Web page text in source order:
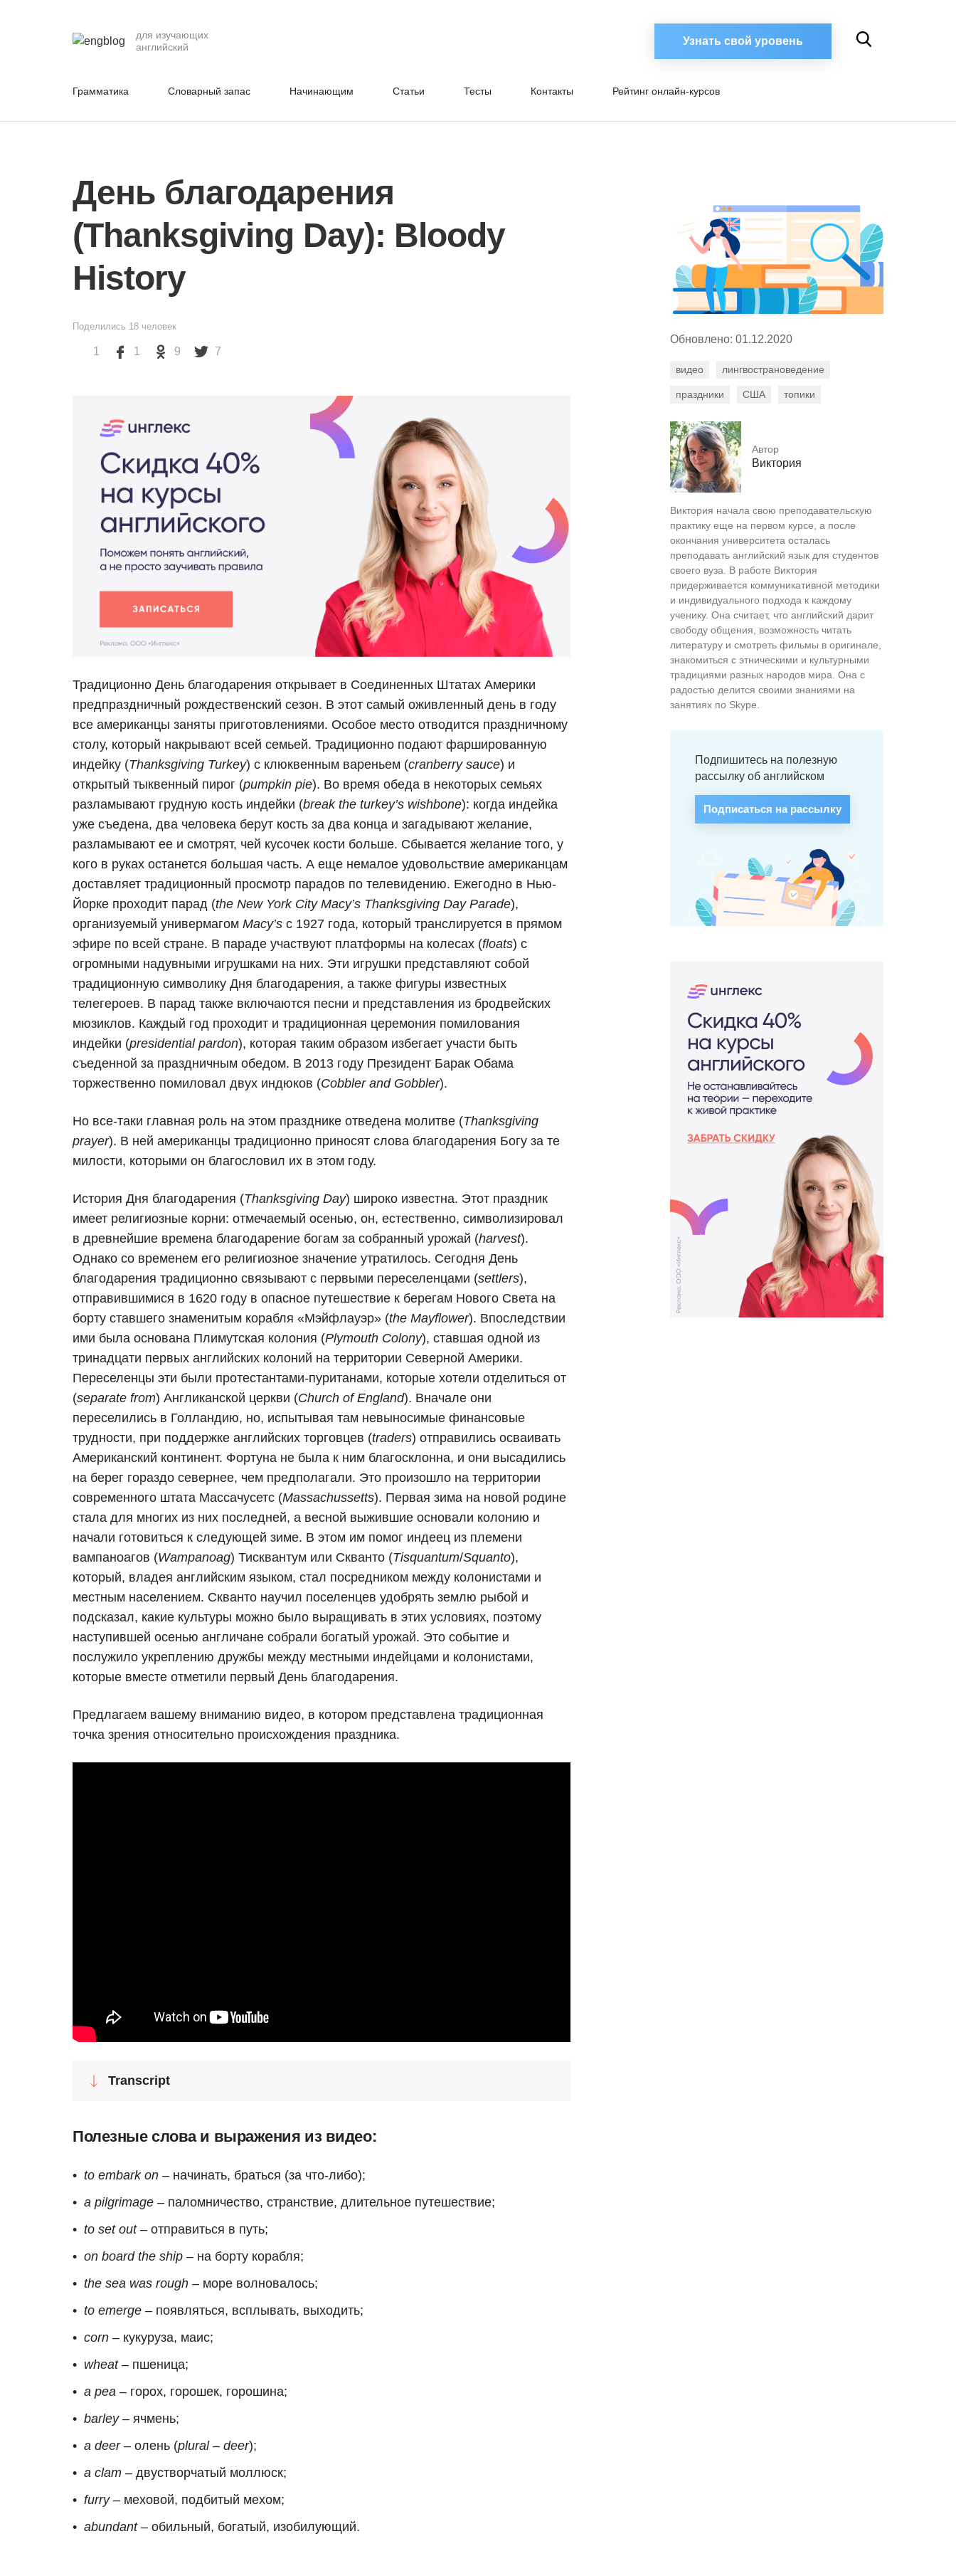
для изучающих
английский
Узнать свой уровень
Грамматика Словарный запас Начинающим Cтатьи Тесты Контакты Рейтинг онлайн-курсов
День благодарения
(Thanksgiving Day): Bloody
History
Поделились 18 человек
1 1 9 7
Традиционно День благодарения открывает в Соединенных Штатах Америки
предпраздничный рождественский сезон. В этот самый оживленный день в году
все американцы заняты приготовлениями. Особое место отводится праздничному
столу, который накрывают всей семьей. Традиционно подают фаршированную
индейку (Thanksgiving Turkey) с клюквенным вареньем (cranberry sauce) и
открытый тыквенный пирог (pumpkin pie). Во время обеда в некоторых семьях
разламывают грудную кость индейки (break the turkey’s wishbone): когда индейка
уже съедена, два человека берут кость за два конца и загадывают желание,
разламывают ее и смотрят, чей кусочек кости больше. Сбывается желание того, у
кого в руках останется большая часть. А еще немалое удовольствие американцам
доставляет традиционный просмотр парадов по телевидению. Ежегодно в Нью-
Йорке проходит парад (the New York City Macy’s Thanksgiving Day Parade),
организуемый универмагом Macy’s с 1927 года, который транслируется в прямом
эфире по всей стране. В параде участвуют платформы на колесах (floats) с
огромными надувными игрушками на них. Эти игрушки представляют собой
традиционную символику Дня благодарения, а также фигуры известных
телегероев. В парад также включаются песни и представления из бродвейских
мюзиклов. Каждый год проходит и традиционная церемония помилования
индейки (presidential pardon), которая таким образом избегает участи быть
съеденной за праздничным обедом. В 2013 году Президент Барак Обама
торжественно помиловал двух индюков (Cobbler and Gobbler).
Но все-таки главная роль на этом празднике отведена молитве (Thanksgiving
prayer). В ней американцы традиционно приносят слова благодарения Богу за те
милости, которыми он благословил их в этом году.
История Дня благодарения (Thanksgiving Day) широко известна. Этот праздник
имеет религиозные корни: отмечаемый осенью, он, естественно, символизировал
в древнейшие времена благодарение богам за собранный урожай (harvest).
Однако со временем его религиозное значение утратилось. Сегодня День
благодарения традиционно связывают с первыми переселенцами (settlers),
отправившимися в 1620 году в опасное путешествие к берегам Нового Света на
борту ставшего знаменитым корабля «Мэйфлауэр» (the Mayflower). Впоследствии
ими была основана Плимутская колония (Plymouth Colony), ставшая одной из
тринадцати первых английских колоний на территории Северной Америки.
Переселенцы эти были протестантами-пуританами, которые хотели отделиться от
(separate from) Англиканской церкви (Church of England). Вначале они
переселились в Голландию, но, испытывая там невыносимые финансовые
трудности, при поддержке английских торговцев (traders) отправились осваивать
Американский континент. Фортуна не была к ним благосклонна, и они высадились
на берег гораздо севернее, чем предполагали. Это произошло на территории
современного штата Массачусетс (Massachussetts). Первая зима на новой родине
стала для многих из них последней, а весной выжившие основали колонию и
начали готовиться к следующей зиме. В этом им помог индеец из племени
вампаноагов (Wampanoag) Тисквантум или Скванто (Tisquantum/Squanto),
который, владея английским языком, стал посредником между колонистами и
местным населением. Скванто научил поселенцев удобрять землю рыбой и
подсказал, какие культуры можно было выращивать в этих условиях, поэтому
наступившей осенью англичане собрали богатый урожай. Это событие и
послужило укреплению дружбы между местными индейцами и колонистами,
которые вместе отметили первый День благодарения.
Предлагаем вашему вниманию видео, в котором представлена традиционная
точка зрения относительно происхождения праздника.
Transcript
Полезные слова и выражения из видео:
to embark on – начинать, браться (за что-либо);
a pilgrimage – паломничество, странствие, длительное путешествие;
to set out– отправиться в путь;
on board the ship – на борту корабля;
the sea was rough – море волновалось;
to emerge – появляться, всплывать, выходить;
corn – кукуруза, маис;
wheat– пшеница;
a pea – горох, горошек, горошина;
barley– ячмень;
a deer– олень (plural– deer);
a clam – двустворчатый моллюск;
furry– меховой, подбитый мехом;
abundant– обильный, богатый, изобилующий.
Автор
Виктория
Виктория начала свою преподавательскую
практику еще на первом курсе, а после
окончания университета осталась
преподавать английский язык для студентов
своего вуза. В работе Виктория
придерживается коммуникативной методики
и индивидуального подхода к каждому
ученику. Она считает, что английский дарит
свободу общения, возможность читать
литературу и смотреть фильмы в оригинале,
знакомиться с этническими и культурными
традициями разных народов мира. Она с
радостью делится своими знаниями на
занятиях по Skype.
Обновлено: 01.12.2020
видео лингвострановедение
праздники США топики
Подпишитесь на полезную
рассылку об английском
Подписаться на рассылку